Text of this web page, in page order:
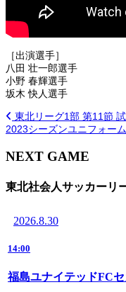
［出演選手］
八田 壮一郎選手
小野 春輝選手
坂木 快人選手
東北リーグ1部 第11節
2023シーズンユニフォー
NEXT GAME
東北社会人サッカーリ
2026.8.30
14:00
福島ユナイテッドFC